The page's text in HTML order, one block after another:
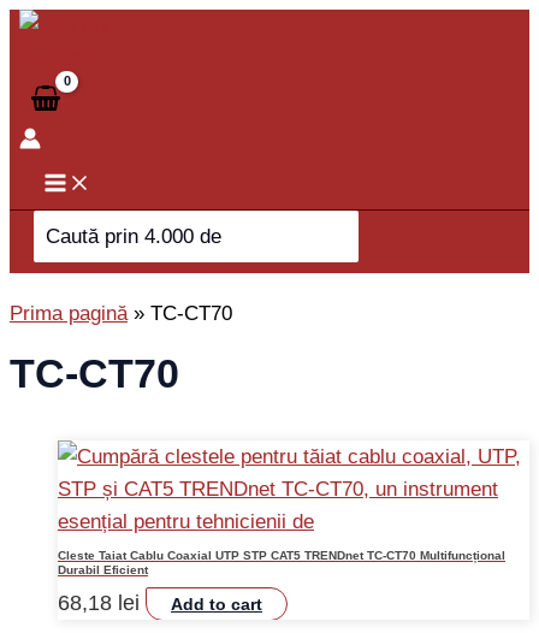
Skip
content
Search
for:
Prima pagină» TC-CT70
TC-CT70
Cleste Taiat Cablu Coaxial UTP STP CAT5 TRENDnet TC-CT70 Multifuncțional
Durabil Eficient
68,18 lei Add to cart